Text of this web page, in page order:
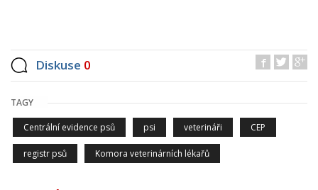
Diskuse 0
TAGY
Centrální evidence psů psi veterináři CEP
registr psů Komora veterinárních lékařů